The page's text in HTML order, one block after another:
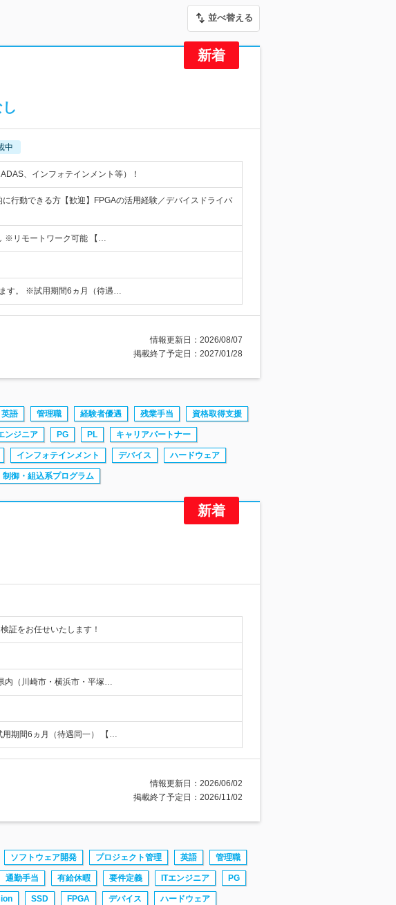
並べ替える
中
、インフォテインメント等）！
行動できる方【歓迎】FPGAの活用経験／デバイスドライバ
※リモートワーク可能 【…
す。 ※試用期間6ヵ月（待遇…
情報更新日：2026/08/07
掲載終了予定日：2027/01/28
英語 管理職 経験者優遇 残業手当 資格取得支援
ンジニア PG PL キャリアパートナー
インフォテインメント デバイス ハードウェア
制御・組込系プログラム
証をお任せいたします！
内（川崎市・横浜市・平塚…
期間6ヵ月（待遇同一） 【…
情報更新日：2026/06/02
掲載終了予定日：2026/11/02
ソフトウェア開発 プロジェクト管理 英語 管理職
通勤手当 有給休暇 要件定義 ITエンジニア PG
SSD FPGA デバイス ハードウェア